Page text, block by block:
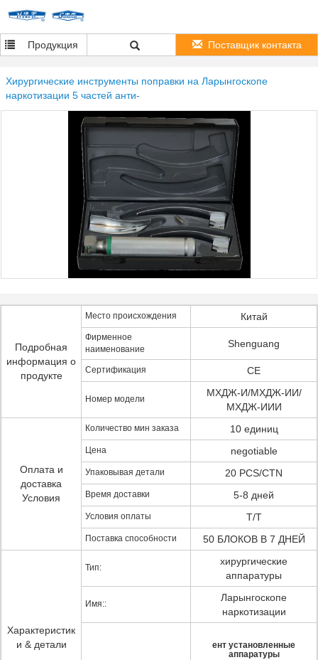
Продукция Поставщик контакта
Хирургические инструменты поправки на Ларынгоскопе
наркотизации 5 частей анти-
Подробная
информация о
продукте
Место происхождения Китай
Фирменное
наименование
Shenguang
Сертификация CE
Номер модели
МХДЖ-И/МХДЖ-ИИ/
МХДЖ-ИИИ
Оплата и
доставка
Условия
Количество мин заказа 10 единиц
Цена negotiable
Упаковывая детали 20 PCS/CTN
Время доставки 5-8 дней
Условия оплаты T/T
Поставка способности 50 БЛОКОВ В 7 ДНЕЙ
Характеристик
и & детали
Тип:
хирургические
аппаратуры
Имя::
Ларынгоскопе
наркотизации
ент установленные
аппаратуры